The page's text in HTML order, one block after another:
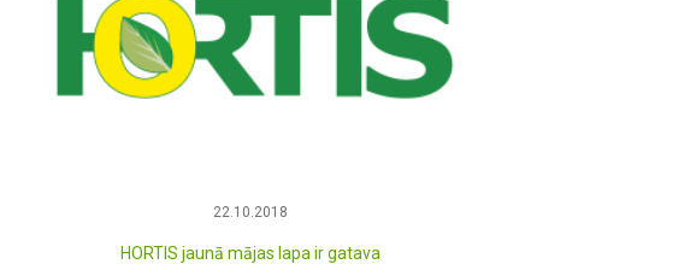
22.10.2018
HORTIS jaunā mājas lapa ir gatava